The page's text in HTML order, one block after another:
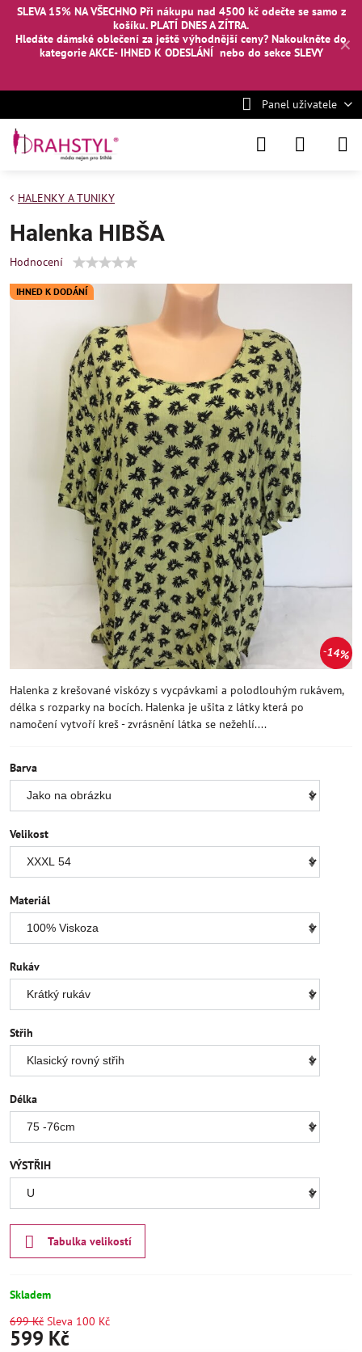
✕
SLEVA 15% NA VŠECHNO Při nákupu nad 4500 kč odečte se samo z
košíku. PLATÍ DNES A ZÍTRA.
Hledáte dámské oblečení za ještě výhodnější ceny? Nakoukněte do
kategorie AKCE- IHNED K ODESLÁNÍ nebo do sekce SLEVY
Panel uživatele
IHNED K DODÁNÍ
14%
HALENKY A TUNIKY
Halenka HIBŠA
Hodnocení
Halenka z krešované viskózy s vycpávkami a polodlouhým rukávem,
délka s rozparky na bocích. Halenka je ušita z látky která po
namočení vytvoří kreš - zvrásnění látka se nežehlí....
Barva
Velikost
Materiál
Rukáv
Střih
Délka
VÝSTŘIH
Tabulka velikostí
Skladem
699 Kč Sleva 100 Kč
599 Kč